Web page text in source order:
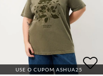
USE O CUPOM ASHUA25